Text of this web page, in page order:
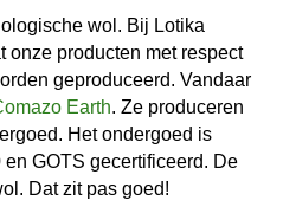
wol. Bij Lotika
onze producten met respect
geproduceerd. Vandaar
Earth. Ze produceren
Het ondergoed is
GOTS gecertificeerd. De
Dat zit pas goed!